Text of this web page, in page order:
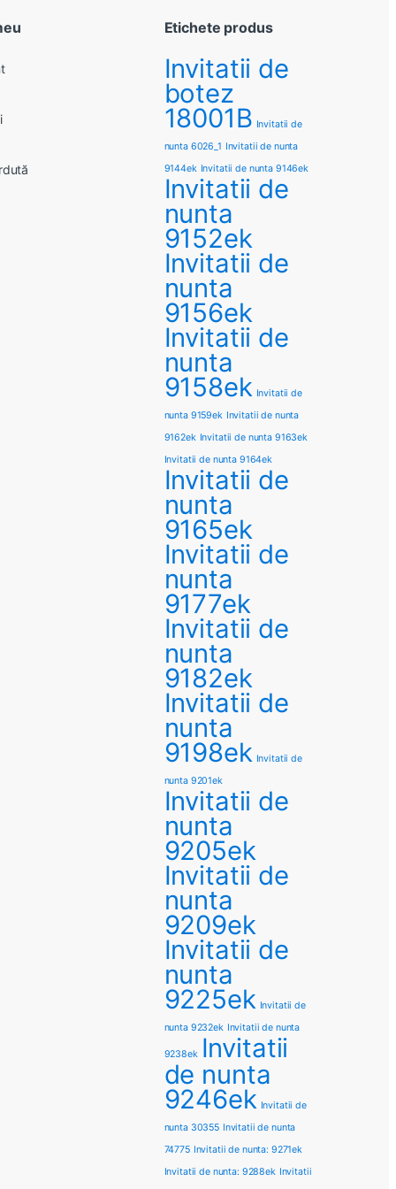
Etichete produs
Invitatii de
botez
18001B Invitatii de
nunta 6026_1 Invitatii de nunta
9144ek Invitatii de nunta 9146ek
Invitatii de
nunta
9152ek
Invitatii de
nunta
9156ek
Invitatii de
nunta
9158ek Invitatii de
nunta 9159ek Invitatii de nunta
9162ek Invitatii de nunta 9163ek
Invitatii de nunta 9164ek
Invitatii de
nunta
9165ek
Invitatii de
nunta
9177ek
Invitatii de
nunta
9182ek
Invitatii de
nunta
9198ek Invitatii de
nunta 9201ek
Invitatii de
nunta
9205ek
Invitatii de
nunta
9209ek
Invitatii de
nunta
9225ek Invitatii de
nunta 9232ek Invitatii de nunta
9238ek Invitatii
de nunta
9246ek Invitatii de
nunta 30355 Invitatii de nunta
74775 Invitatii de nunta: 9271ek
Invitatii de nunta: 9288ek Invitatii